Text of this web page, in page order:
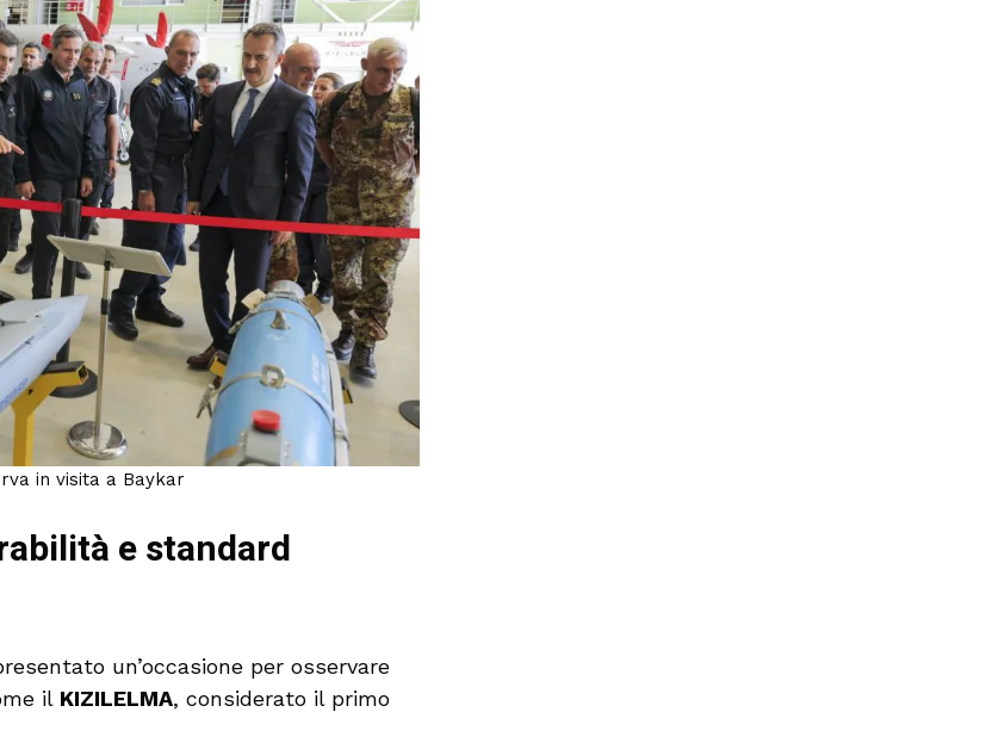
in visita a Baykar
e standard
un’occasione per osservare
il KIZILELMA, considerato il primo